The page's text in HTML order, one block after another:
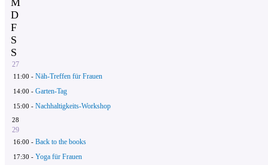
M
D
F
S
S
27
11:00 - Näh-Treffen für Frauen
14:00 - Garten-Tag
15:00 - Nachhaltigkeits-Workshop
28
29
16:00 - Back to the books
17:30 - Yoga für Frauen